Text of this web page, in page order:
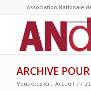
Association Nationale
ARCHIVE
Vous êtes ici : Accueil / /